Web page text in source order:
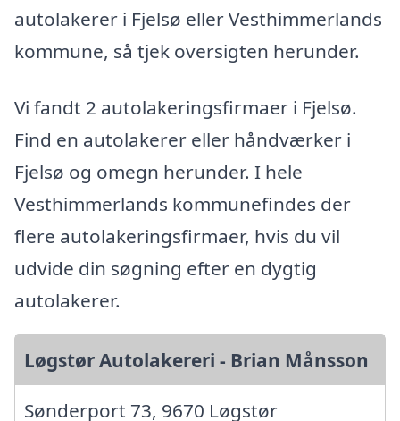
autolakerer i Fjelsø eller Vesthimmerlands
kommune, så tjek oversigten herunder.
Vi fandt 2 autolakeringsfirmaer i Fjelsø.
Find en autolakerer eller håndværker i
Fjelsø og omegn herunder. I hele
Vesthimmerlands kommunefindes der
flere autolakeringsfirmaer, hvis du vil
udvide din søgning efter en dygtig
autolakerer.
Løgstør Autolakereri - Brian Månsson
Sønderport 73, 9670 Løgstør